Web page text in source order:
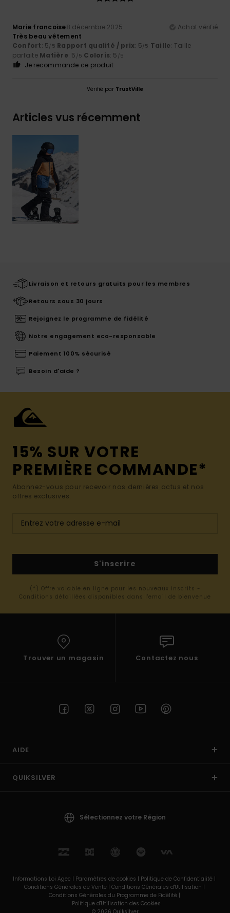
Marie francoise8 décembre 2025
Achat vérifié
Très beau vêtement
Confort: 5/5 Rapport qualité / prix: 5/5 Taille: Taille
parfaite Matière: 5 /5 Coloris: 5 /5
Je recommande ce produit
Vérifié par TrustVille
Articles vus récemment
Livraison et retours gratuits pour les membres
Retours sous 30 jours
Rejoignez le programme de fidélité
Notre engagement eco-responsable
Paiement 100% sécurisé
Besoin d'aide ?
15% SUR VOTRE
PREMIÈRE COMMANDE*
Abonnez-vous pour recevoir nos dernières actus et nos
offres exclusives.
S'inscrire
(*) Offre valable en ligne pour les nouveaux inscrits -
Conditions détaillées disponibles dans l'email de bienvenue
Trouver un magasin Contactez nous
AIDE
QUIKSILVER
Sélectionnez votre Région
Informations Loi Agec | Paramètres de cookies | Politique de Confidentialité |
Conditions Générales de Vente | Conditions Générales d'Utilisation |
Conditions Générales du Programme de Fidélité |
Politique d'Utilisation des Cookies